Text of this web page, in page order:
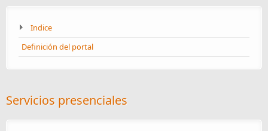
Indice
Definición del portal
Servicios presenciales